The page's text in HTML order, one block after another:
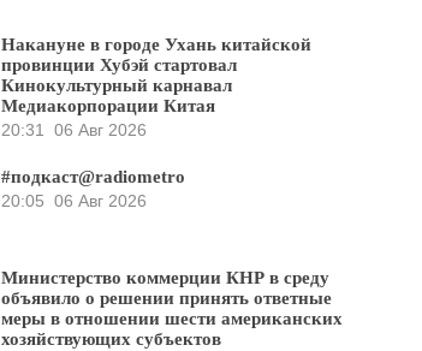
Накануне в городе Ухань китайской
провинции Хубэй стартовал
Кинокультурный карнавал
Медиакорпорации Китая
20:31
06 Авг 2026
#подкаст@radiometro
20:05 06 Авг 2026
Министерство коммерции КНР в среду
объявило о решении принять ответные
меры в отношении шести американских
хозяйствующих субъектов